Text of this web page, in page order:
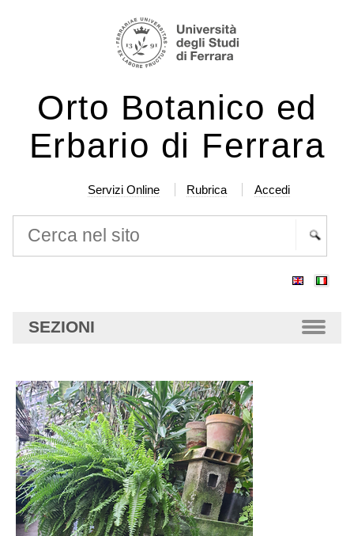
Salta
navigazione
Orto Botanico ed
Erbario di Ferrara
Servizi Online Rubrica Accedi
SEZIONI